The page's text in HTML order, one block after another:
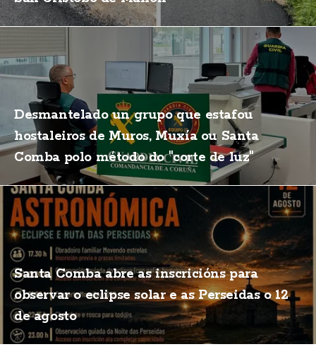
Desmantelado un grupo que estafou
hostaleiros de Muros, Muxía ou Santa
Comba polo método do "corte de luz"
Santa Comba abre as inscricións para
observar o eclipse solar e as Perseidas o 12
de agosto